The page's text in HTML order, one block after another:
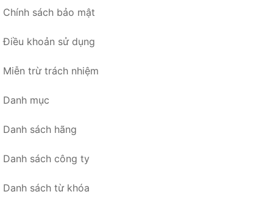
Chính sách bảo mật
Điều khoản sử dụng
Miễn trừ trách nhiệm
Danh mục
Danh sách hãng
Danh sách công ty
Danh sách từ khóa